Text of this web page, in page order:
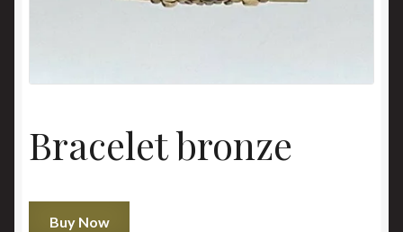
Bracelet bronze
Buy Now